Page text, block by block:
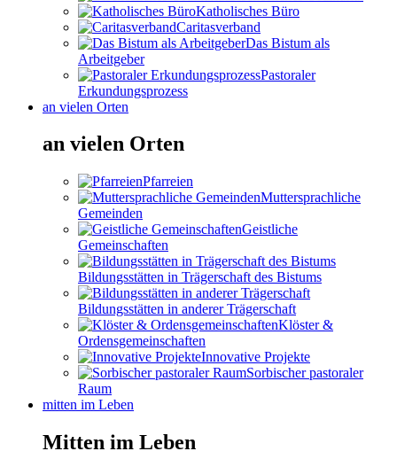
Katholisches Büro
Caritasverband
Das Bistum als
Arbeitgeber
Pastoraler
Erkundungsprozess
an vielen Orten
an vielen Orten
Pfarreien
Muttersprachliche
Gemeinden
Geistliche
Gemeinschaften
Bildungsstätten in Trägerschaft des Bistums
Bildungsstätten in anderer Trägerschaft
Klöster &
Ordensgemeinschaften
Innovative Projekte
Sorbischer pastoraler
Raum
mitten im Leben
Mitten im Leben